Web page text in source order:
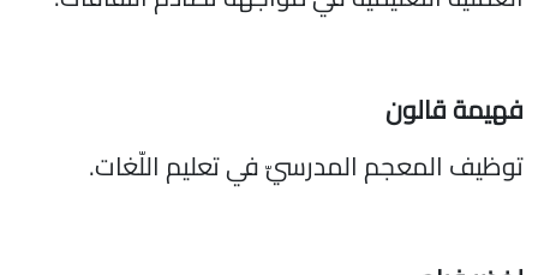
فهيمة قالون
توظيف المعجم المدرسيّ في تعليم اللّغات.